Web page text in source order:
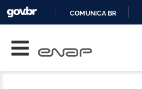
COMUNICA BR